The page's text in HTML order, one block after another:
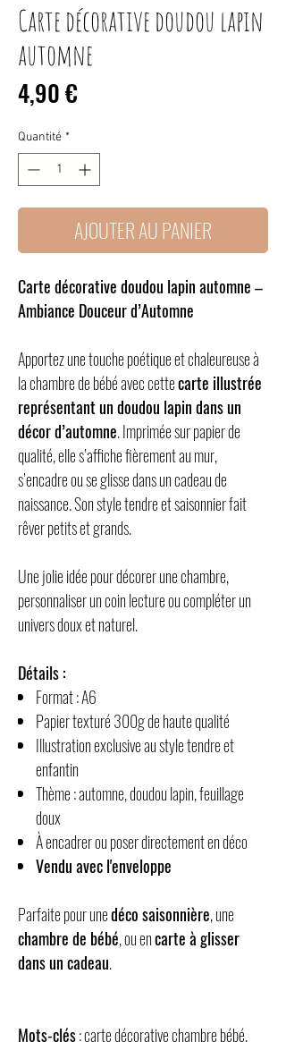
Carte décorative doudou lapin
automne
4,90 €
Quantité *
AJOUTER AU PANIER
Carte décorative doudou lapin automne –
Ambiance Douceur d’Automne
Apportez une touche poétique et chaleureuse à
la chambre de bébé avec cettecarte illustrée
représentant un doudou lapin dans un
décor d’automne. Imprimée sur papier de
qualité, elle s’affiche fièrement au mur,
s’encadre ou se glisse dans un cadeau de
naissance. Son style tendre et saisonnier fait
rêver petits et grands.
Une jolie idée pour décorer une chambre,
personnaliser un coin lecture ou compléter un
univers doux et naturel.
Détails :
Format : A6
Papier texturé 300g de haute qualité
Illustration exclusive au style tendre et
enfantin
Thème : automne, doudou lapin, feuillage
doux
À encadrer ou poser directement en déco
Vendu avec l'enveloppe
Parfaite pour unedéco saisonnière, une
chambre de bébé, ou encarte à glisser
dans un cadeau.
Mots-clés: carte décorative chambre bébé,